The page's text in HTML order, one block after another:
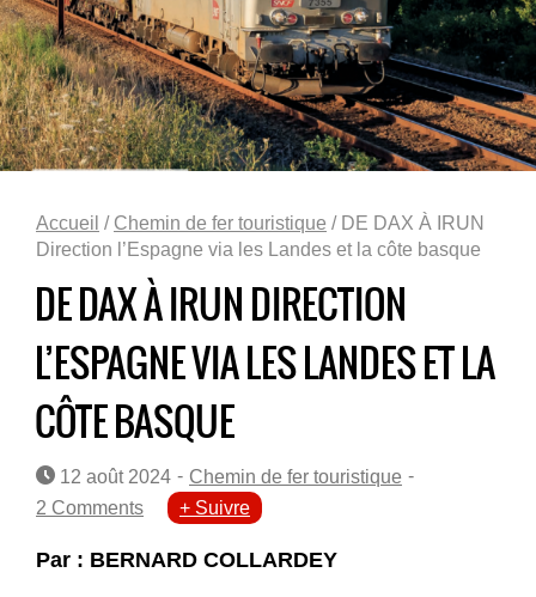
Accueil / Chemin de fer touristique / DE DAX À IRUN
Direction l’Espagne via les Landes et la côte basque
DE DAX À IRUN DIRECTION
L’ESPAGNE VIA LES LANDES ET LA
CÔTE BASQUE
12 août 2024 - Chemin de fer touristique -
2 Comments
+ Suivre
Par : BERNARD COLLARDEY